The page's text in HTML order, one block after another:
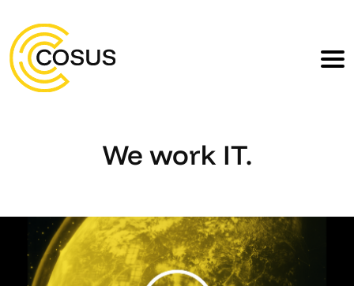
We work IT.